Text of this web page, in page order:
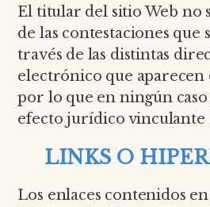
El titular del sitio Web no
de las contestaciones que
través de las distintas
electrónico que aparecen
por lo que en ningún
efecto jurídico vinculante
LINKS O
Los enlaces contenidos